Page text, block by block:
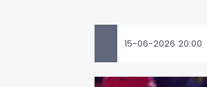
15-06-2026 20:00